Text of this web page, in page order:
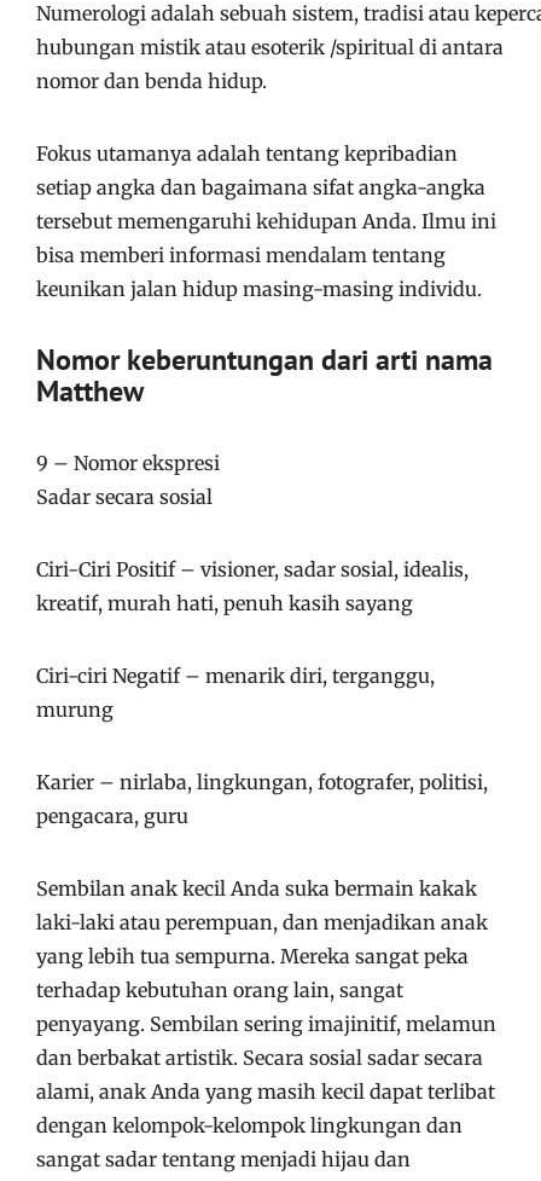
Numerologi adalah sebuah sistem, tradisi atau
hubungan mistik atau esoterik /spiritual di antara
nomor dan benda hidup.
Fokus utamanya adalah tentang kepribadian
setiap angka dan bagaimana sifat angka-angka
tersebut memengaruhi kehidupan Anda. Ilmu ini
bisa memberi informasi mendalam tentang
keunikan jalan hidup masing-masing individu.
Nomor keberuntungan dari arti nama
Matthew
9 – Nomor ekspresi
Sadar secara sosial
Ciri-Ciri Positif – visioner, sadar sosial, idealis,
kreatif, murah hati, penuh kasih sayang
Ciri-ciri Negatif – menarik diri, terganggu,
murung
Karier – nirlaba, lingkungan, fotografer, politisi,
pengacara, guru
Sembilan anak kecil Anda suka bermain kakak
laki-laki atau perempuan, dan menjadikan anak
yang lebih tua sempurna. Mereka sangat peka
terhadap kebutuhan orang lain, sangat
penyayang. Sembilan sering imajinitif, melamun
dan berbakat artistik. Secara sosial sadar secara
alami, anak Anda yang masih kecil dapat terlibat
dengan kelompok-kelompok lingkungan dan
sangat sadar tentang menjadi hijau dan